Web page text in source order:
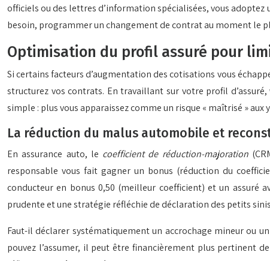
officiels ou des lettres d’information spécialisées, vous
besoin, programmer un changement de contrat au moment le
Optimisation du profil assuré pour
Si certains facteurs d’augmentation des cotisations vous
structurez vos contrats. En travaillant sur votre profil
simple : plus vous apparaissez comme un risque « maîtrisé »
La réduction du malus automobile et
En assurance auto, le coefficient de réduction-majoration
responsable vous fait gagner un bonus (réduction du
conducteur en bonus 0,50 (meilleur coefficient) et un assuré
prudente et une stratégie réfléchie de déclaration des petits
Faut-il déclarer systématiquement un accrochage mineur ou
pouvez l’assumer, il peut être financièrement plus pertinent